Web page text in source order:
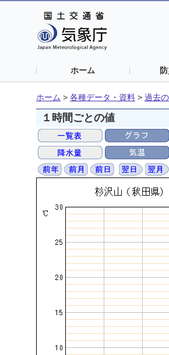
ホーム
ホーム > 各種データ・資料 > 過去
１時間ごとの値